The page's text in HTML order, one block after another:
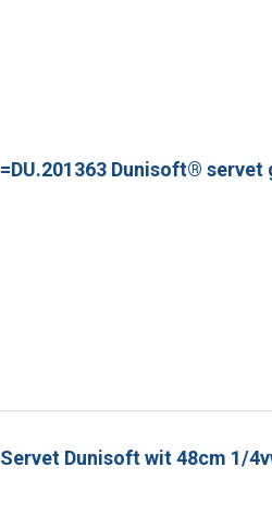
=DU.201363 Dunisoft® servet
Servet Dunisoft wit 48cm 1/